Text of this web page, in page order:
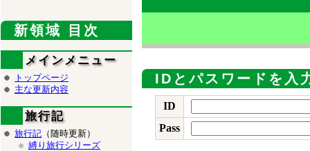
IDとパスワードを入
ID
Pass
新領域 目次
メインメニュー
トップページ
主な更新内容
旅行記
旅行記 （随時更新）
縛り旅行シリーズ